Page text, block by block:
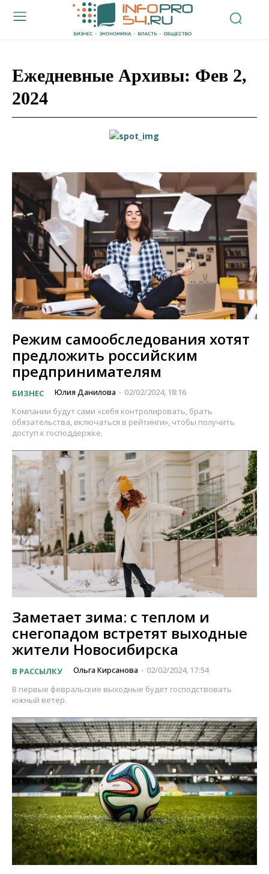
Ежедневные Архивы: Фев 2,
2024
Режим самообследования хотят
предложить российским
предпринимателям
БИЗНЕС Юлия Данилова - 02/02/2024, 18:16
Компании будут сами «себя контролировать, брать
обязательства, включаться в рейтинги», чтобы получить
доступ к господдержке.
Заметает зима: с теплом и
снегопадом встретят выходные
жители Новосибирска
В РАССЫЛКУ Ольга Кирсанова - 02/02/2024, 17:54
В первые февральские выходные будет господствовать
южный ветер.